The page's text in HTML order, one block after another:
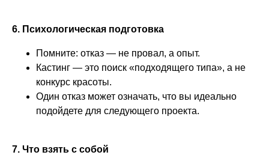
6. Психологическая подготовка
Помните: отказ — не провал, а опыт.
Кастинг — это поиск «подходящего типа», а не
конкурс красоты.
Один отказ может означать, что вы идеально
подойдете для следующего проекта.
7. Что взять с собой